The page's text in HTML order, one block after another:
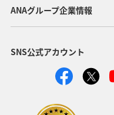
ANAグループ企業情報
SNS公式アカウント